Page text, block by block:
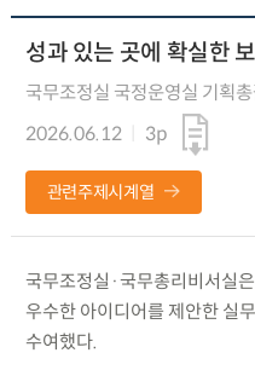
성과 있는 곳에 확실한
국무조정실 국정운영실 기획
2026.06.12
3p
관련주제시계열
국무조정실·국무총리비서실
우수한 아이디어를 제안한 실
수여했다.